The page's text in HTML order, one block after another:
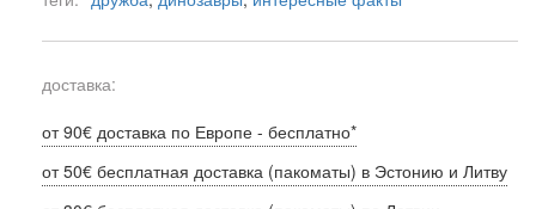
доставка:
от 90€ доставка по Европе - бесплатно*
от 50€ бесплатная доставка (пакоматы) в Эстонию и Литву